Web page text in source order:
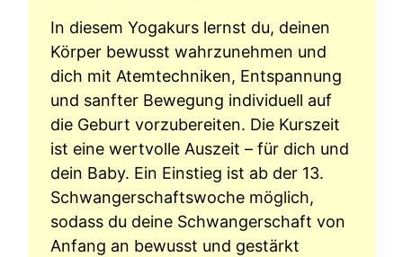
In diesem Yogakurs lernst du, deinen
Körper bewusst wahrzunehmen und
dich mit Atemtechniken, Entspannung
und sanfter Bewegung individuell auf
die Geburt vorzubereiten. Die Kurszeit
ist eine wertvolle Auszeit – für dich und
dein Baby. Ein Einstieg ist ab der 13.
Schwangerschaftswoche möglich,
sodass du deine Schwangerschaft von
Anfang an bewusst und gestärkt